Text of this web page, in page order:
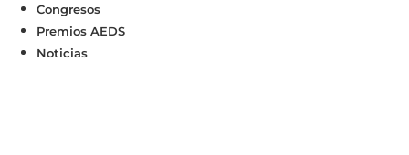
Congresos
Premios AEDS
Noticias